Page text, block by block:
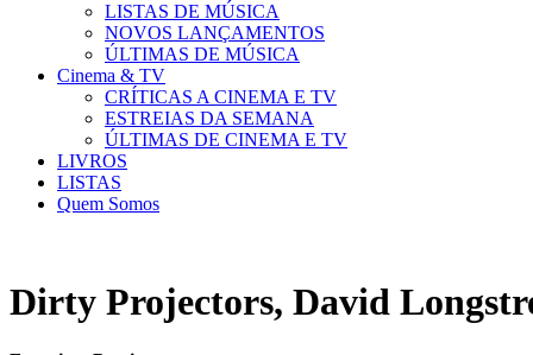
LISTAS DE MÚSICA
NOVOS LANÇAMENTOS
ÚLTIMAS DE MÚSICA
Cinema & TV
CRÍTICAS A CINEMA E TV
ESTREIAS DA SEMANA
ÚLTIMAS DE CINEMA E TV
LIVROS
LISTAS
Quem Somos
Dirty Projectors, David